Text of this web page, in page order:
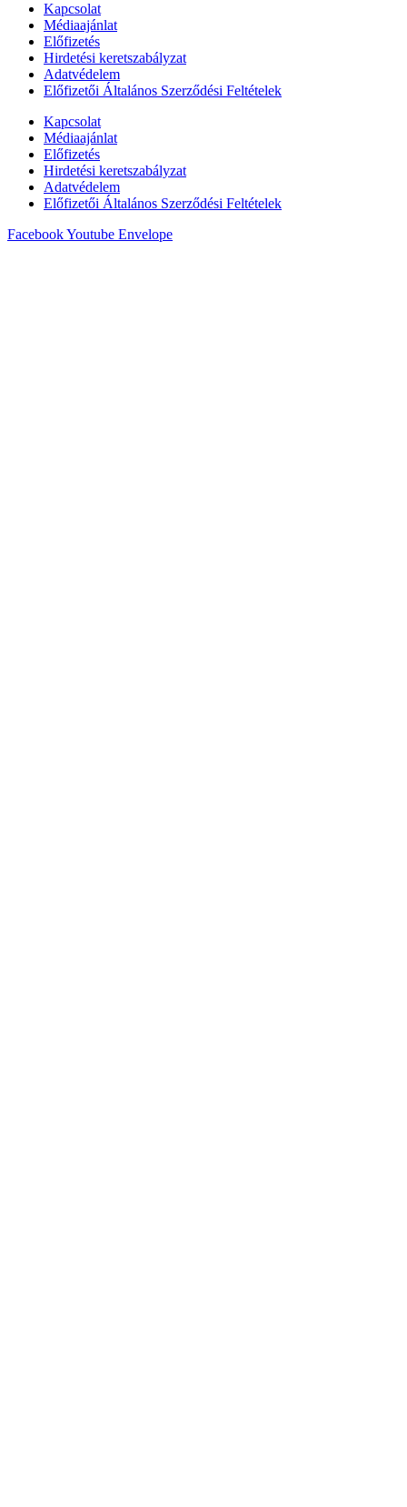
Kapcsolat
Médiaajánlat
Előfizetés
Hirdetési keretszabályzat
Adatvédelem
Előfizetői Általános Szerződési Feltételek
Kapcsolat
Médiaajánlat
Előfizetés
Hirdetési keretszabályzat
Adatvédelem
Előfizetői Általános Szerződési Feltételek
FacebookYoutube Envelope